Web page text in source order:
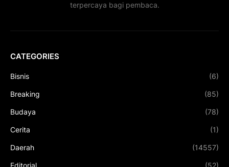
terpercaya bagi pembaca.
CATEGORIES
Bisnis (6)
Breaking (85)
Budaya (78)
Cerita (1)
Daerah (14557)